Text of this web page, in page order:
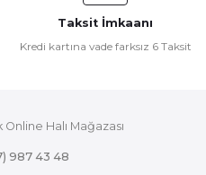
Taksit İmkaanı
Kredi kartına vade farksız 6 Taksit
Halı Mağazası
987 43 48